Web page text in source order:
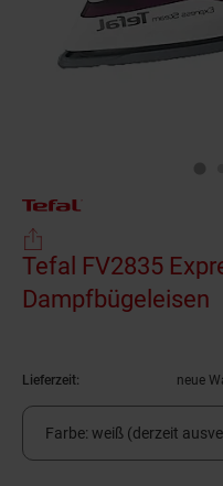
Tefal FV2835
Dampfbügeleisen
Lieferzeit: neue
Farbe: weiß (derzeit